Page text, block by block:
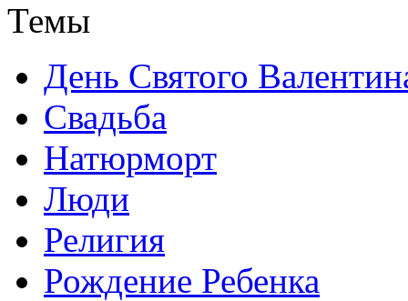
Темы
День Святого
Свадьба
Натюрморт
Люди
Религия
Рождение Ребенка